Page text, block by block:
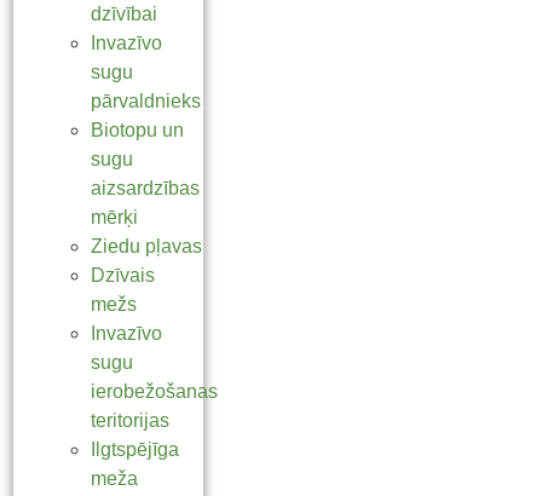
dzīvībai
Invazīvo
sugu
pārvaldnieks
Biotopu un
sugu
aizsardzības
mērķi
Ziedu pļavas
Dzīvais
mežs
Invazīvo
sugu
ierobežošanas
teritorijas
Ilgtspējīga
meža